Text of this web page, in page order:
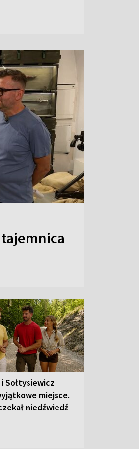
Sołtysiewicz
miejsce.
niedźwiedź